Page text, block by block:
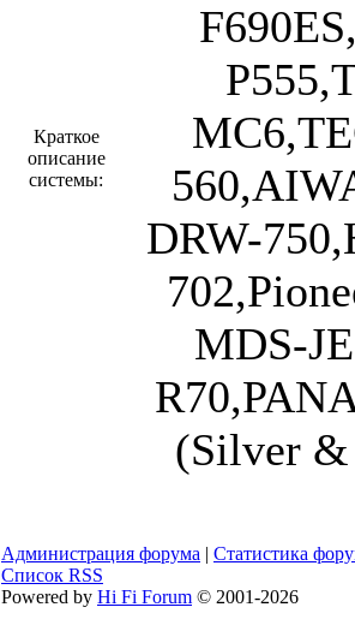
Краткое
описание
системы:
DRW-
MDS-
(Silver &
Администрация форума | Статистика
Список RSS
Powered by Hi Fi Forum © 2001-2026